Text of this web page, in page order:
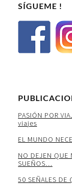
SÍGUEME !
PASIÓN POR
viajes
EL MUNDO
NO DEJEN QUE
SUEÑOS…
50 SEÑALES DE